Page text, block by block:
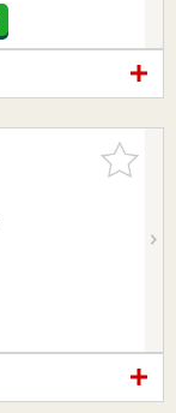
お気に入
りに追加